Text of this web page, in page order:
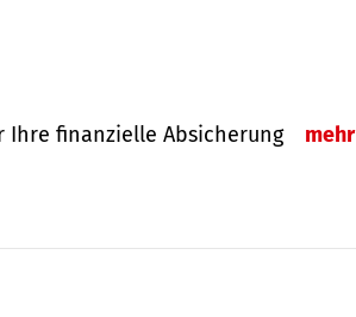
Ihre finanzielle Absicherung mehr